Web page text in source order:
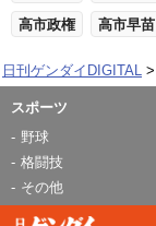
高市政権 高市早苗
日刊ゲンダイDIGITAL
スポーツ
野球
格闘技
その他